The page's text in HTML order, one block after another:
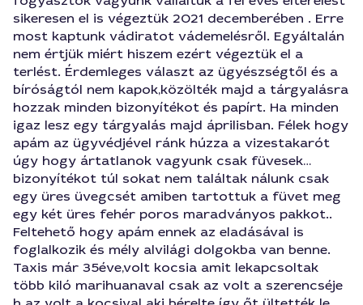
sikeresen el is végeztük 2021 decemberében . Erre
most kaptunk vádiratot vádemelésről. Egyáltalán
nem értjük miért hiszem ezért végeztük el a
terlést. Érdemleges választ az ügyészségtől és a
bíróságtól nem kapok,közölték majd a tárgyalásra
hozzak minden bizonyítékot és papírt. Ha minden
igaz lesz egy tárgyalás majd áprilisban. Félek hogy
apám az ügyvédjével ránk húzza a vizestakarót
úgy hogy ártatlanok vagyunk csak füvesek…
bizonyítékot túl sokat nem találtak nálunk csak
egy üres üvegcsét amiben tartottuk a füvet meg
egy két üres fehér poros maradványos pakkot..
Feltehető hogy apám ennek az eladásával is
foglalkozik és mély alvilági dolgokba van benne.
Taxis már 35éve,volt kocsia amit lekapcsoltak
több kiló marihuanaval csak az volt a szerencséje